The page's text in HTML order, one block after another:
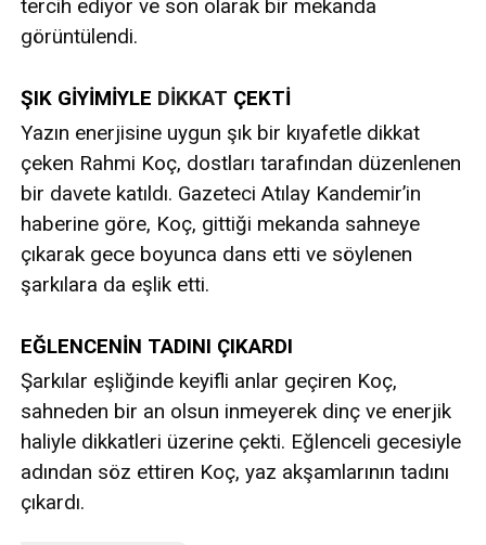
tercih ediyor ve son olarak bir mekanda
görüntülendi.
ŞIK GİYİMİYLE DİKKAT ÇEKTİ
Yazın enerjisine uygun şık bir kıyafetle dikkat
çeken Rahmi Koç, dostları tarafından düzenlenen
bir davete katıldı. Gazeteci Atılay Kandemir’in
haberine göre, Koç, gittiği mekanda sahneye
çıkarak gece boyunca dans etti ve söylenen
şarkılara da eşlik etti.
EĞLENCENİN TADINI ÇIKARDI
Şarkılar eşliğinde keyifli anlar geçiren Koç,
sahneden bir an olsun inmeyerek dinç ve enerjik
haliyle dikkatleri üzerine çekti. Eğlenceli gecesiyle
adından söz ettiren Koç, yaz akşamlarının tadını
çıkardı.